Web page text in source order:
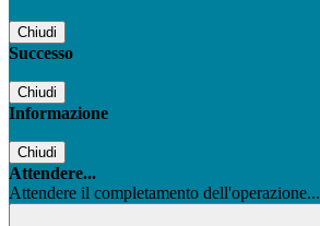
Chiudi
Successo
Chiudi
Informazione
Chiudi
Attendere...
Attendere il completamento dell'operazione...